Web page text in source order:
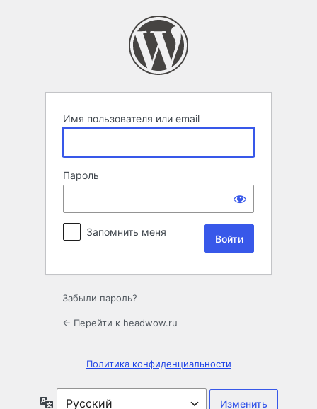
Имя пользователя или email
Пароль
Запомнить меня
Забыли пароль?
← Перейти к headwow.ru
Политика конфиденциальности
Язык